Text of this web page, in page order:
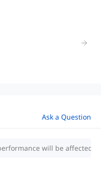
Ask a Question
will be affected